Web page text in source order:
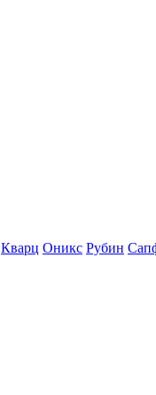
Кварц Оникс Рубин